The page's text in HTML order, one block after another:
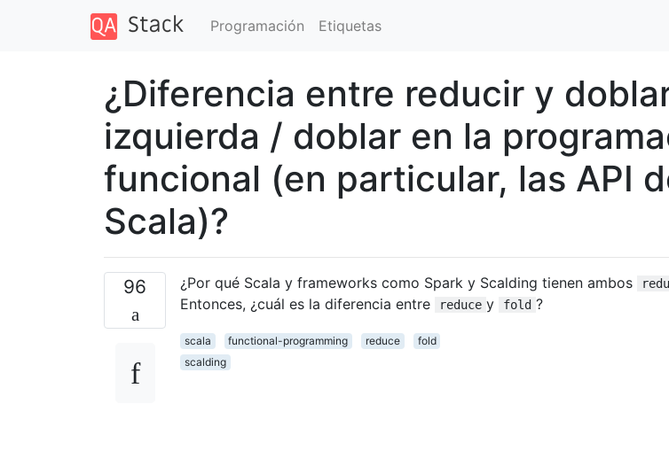
Programación Etiquetas
¿Diferencia entre reducir y
izquierda / doblar en la
funcional (en particular, las API
Scala)?
96 ¿Por qué Scala y frameworks como Spark y Scalding tienen ambos
Entonces, ¿cuál es la diferencia entre
reduce y fold ?
scala functional-programming reduce
fold
scalding